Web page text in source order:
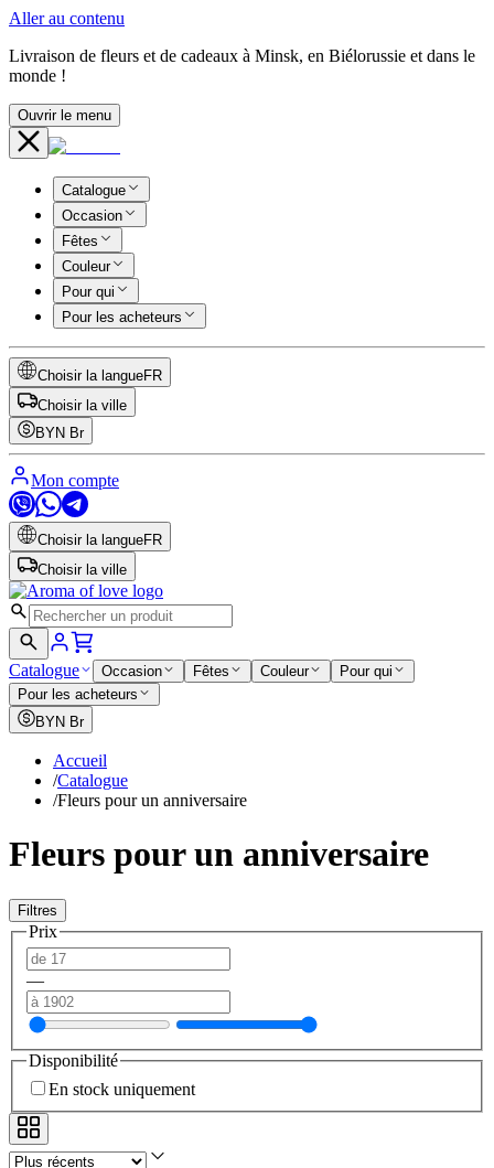
Aller au contenu
Livraison de fleurs et de cadeaux à Minsk, en Biélorussie et dans le
monde !
Ouvrir le menu
Catalogue
Occasion
Fêtes
Couleur
Pour qui
Pour les acheteurs
Choisir la langueFR
Choisir la ville
BYN Br
Mon compte
Choisir la langueFR
Choisir la ville
Catalogue Occasion Fêtes Couleur
Pour qui
Pour les acheteurs
BYN Br
Accueil
/Catalogue
/Fleurs pour un anniversaire
Fleurs pour un anniversaire
Filtres
Prix
—
Disponibilité
En stock uniquement